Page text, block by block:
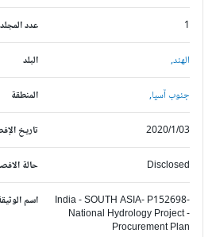
عدد المجلدات
البلد الهند,
المنطقة جنوب آسيا,
تاريخ الإفصاح 2020/1/03
حالة الافصاح Disclosed
اسم الوثيقة
India - SOUTH ASIA- P152698-
National Hydrology Project -
Procurement Plan